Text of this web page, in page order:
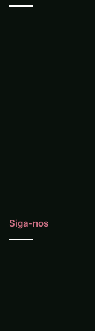
Siga-nos